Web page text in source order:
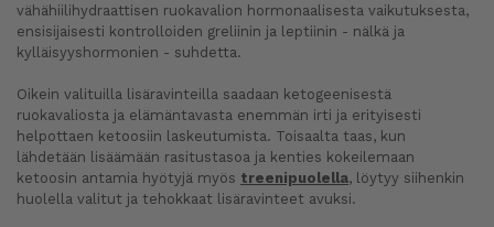
vähähiilihydraattisen ruokavalion hormonaalisesta vaikutuksesta,
ensisijaisesti kontrolloiden greliinin ja leptiinin - nälkä ja
kylläisyyshormonien - suhdetta.
Oikein valituilla lisäravinteilla saadaan ketogeenisestä
ruokavaliosta ja elämäntavasta enemmän irti ja erityisesti
helpottaen ketoosiin laskeutumista. Toisaalta taas, kun
lähdetään lisäämään rasitustasoa ja kenties kokeilemaan
ketoosin antamia hyötyjä myös treenipuolella, löytyy siihenkin
huolella valitut ja tehokkaat lisäravinteet avuksi.